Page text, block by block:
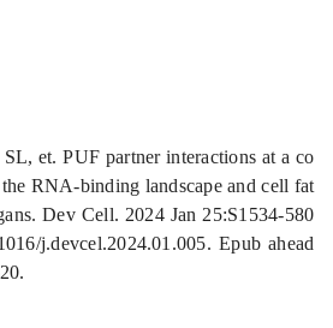
et.PUF partner interactions at a co
RNA-binding landscape and cell fat
Dev Cell. 2024 Jan 25:S1534-580
j.devcel.2024.01.005. Epub ahead